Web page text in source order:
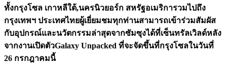
ทั้งกรุงโซล เกาหลีใต้,นครนิวยอร์ก สหรัฐอเมริการวมไปถึง
กรุงเทพฯ ประเทศไทยผู้เยี่ยมชมทุกท่านสามารถเข้าร่วมสัมผัส
กับอุปกรณ์และนวัตกรรมล่าสุดจากซัมซุงได้ที่เซ็นทรัลเวิลด์หลัง
จากงานเปิดตัวGalaxy Unpacked ที่จะจัดขึ้นที่กรุงโซลในวันที่
26 กรกฎาคมนี้